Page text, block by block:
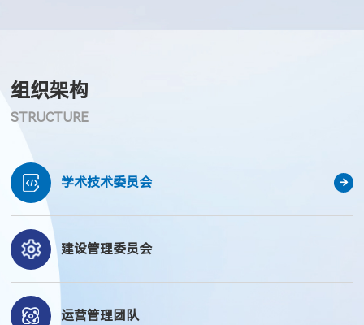
组织架构
STRUCTURE
学术技术委员会
建设管理委员会
运营管理团队